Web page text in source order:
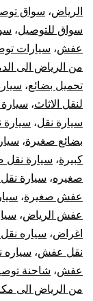
الرياض، سواق
سواق للتوصيل،
عفش، سيارات
من الرياض الى
تحميل بضائع،
لنقل الاثاث،
سيارة نقل، سيارة
بضائع صغيرة،
كبيرة، سيارة نقل
صغيره، سيارة
عفش صغيرة،
عفش الرياض،
اغراض، سياره
نقل عفش،
عفش، شاحنة
من الرياض الى